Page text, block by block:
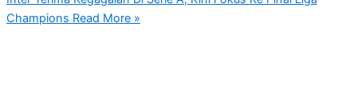
Champions Read More »